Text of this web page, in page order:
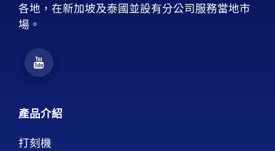
各地，在新加坡及泰國並設有分公司服務當地市
場。
產品介紹
打刻機